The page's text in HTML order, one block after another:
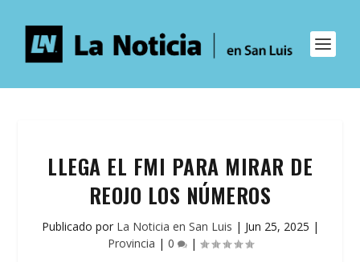
LLEGA EL FMI PARA MIRAR DE
REOJO LOS NÚMEROS
Publicado por La Noticia en San Luis | Jun 25, 2025 |
Provincia | 0 |